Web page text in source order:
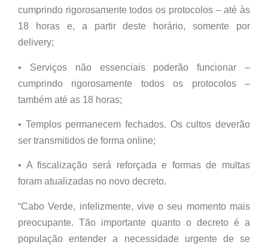
cumprindo rigorosamente todos os protocolos – até às
18 horas e, a partir deste horário, somente por
delivery;
• Serviços não essenciais poderão funcionar –
cumprindo rigorosamente todos os protocolos –
também até as 18 horas;
• Templos permanecem fechados. Os cultos deverão
ser transmitidos de forma online;
• A fiscalização será reforçada e formas de multas
foram atualizadas no novo decreto.
“Cabo Verde, infelizmente, vive o seu momento mais
preocupante. Tão importante quanto o decreto é a
população entender a necessidade urgente de se